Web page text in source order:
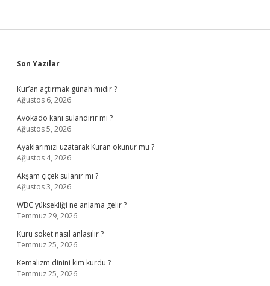
Sidebar
Son Yazılar
Kur’an açtırmak günah mıdır ?
Ağustos 6, 2026
Avokado kanı sulandırır mı ?
Ağustos 5, 2026
Ayaklarımızı uzatarak Kuran okunur mu ?
Ağustos 4, 2026
Akşam çiçek sulanır mı ?
Ağustos 3, 2026
WBC yüksekliği ne anlama gelir ?
Temmuz 29, 2026
Kuru soket nasıl anlaşılır ?
Temmuz 25, 2026
Kemalizm dinini kim kurdu ?
Temmuz 25, 2026